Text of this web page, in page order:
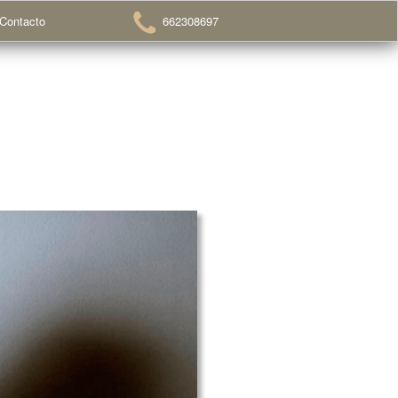
Contacto 662308697